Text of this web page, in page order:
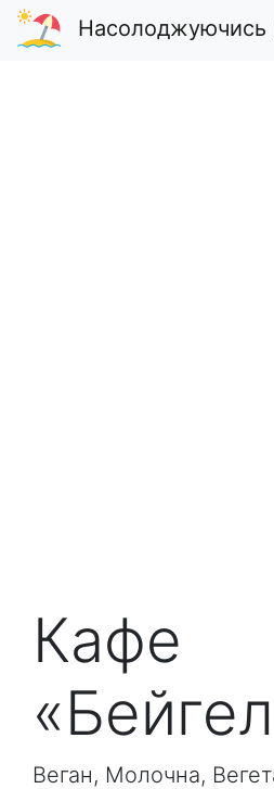
Насолоджуючись
Кафе
Веган, Молочна,